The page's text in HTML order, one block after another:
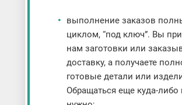
выполнение заказов
циклом, “под ключ”. Вы
нам заготовки или
доставку, а получаете
готовые детали или
Обращаться еще куда-либо